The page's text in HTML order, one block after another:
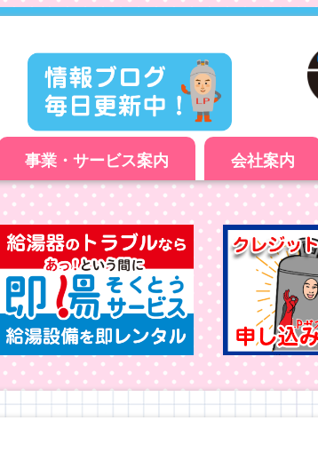
事業・サービス案内 会社案内